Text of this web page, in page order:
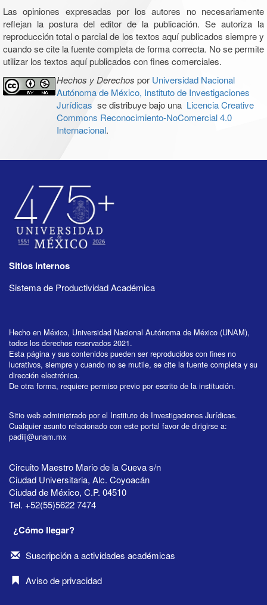
Las opiniones expresadas por los autores no necesariamente
reflejan la postura del editor de la publicación. Se autoriza la
reproducción total o parcial de los textos aquí publicados siempre y
cuando se cite la fuente completa de forma correcta. No se permite
utilizar los textos aquí publicados con fines comerciales.
Hechos y Derechos por Universidad Nacional
Autónoma de México, Instituto de Investigaciones
Jurídicas se distribuye bajo una Licencia Creative
Commons Reconocimiento-NoComercial 4.0
Internacional.
Sitios internos
Sistema de Productividad Académica
Hecho en México, Universidad Nacional Autónoma de México (UNAM),
todos los derechos reservados 2021.
Esta página y sus contenidos pueden ser reproducidos con fines no
lucrativos, siempre y cuando no se mutile, se cite la fuente completa y su
dirección electrónica.
De otra forma, requiere permiso previo por escrito de la institución.
Sitio web administrado por el Instituto de Investigaciones Jurídicas.
Cualquier asunto relacionado con este portal favor de dirigirse a:
padiij@unam.mx
Circuito Maestro Mario de la Cueva s/n
Ciudad Universitaria, Alc. Coyoacán
Ciudad de México, C.P. 04510
Tel. +52(55)5622 7474
¿Cómo llegar?
Suscripción a actividades académicas
Aviso de privacidad